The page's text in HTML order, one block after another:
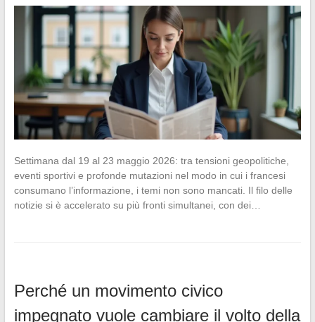
Settimana dal 19 al 23 maggio 2026: tra tensioni geopolitiche,
eventi sportivi e profonde mutazioni nel modo in cui i francesi
consumano l’informazione, i temi non sono mancati. Il filo delle
notizie si è accelerato su più fronti simultanei, con dei…
Perché un movimento civico
impegnato vuole cambiare il volto della